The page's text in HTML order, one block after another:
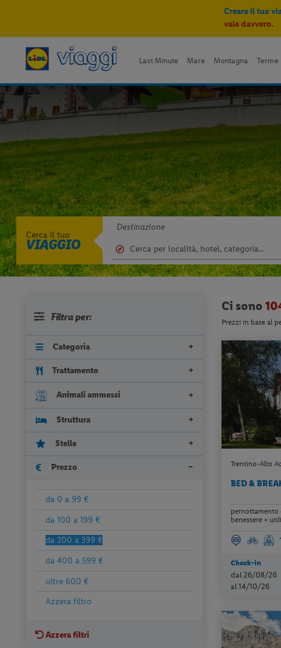
Creare il tuo
vale davvero.
Last Minute Mare Montagna Terme
Cerca il tuo
VIAGGIO
Destinazione
Filtra per:
Categoria
Trattamento
Animali ammessi
Struttura
Stelle
Prezzo
da 0 a 99 €
da 100 a 199 €
da 200 a 399 €
da 400 a 599 €
oltre 600 €
Azzera filtro
Azzera filtri
Ci sono
Prezzi in base al
Trentino-Alto
BED &
pernottamento
benessere +
Check-in
dal 26/08/26
al 14/10/26